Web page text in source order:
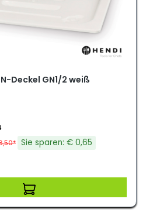
Deckel GN1/2 weiß
Sie sparen: € 0,65